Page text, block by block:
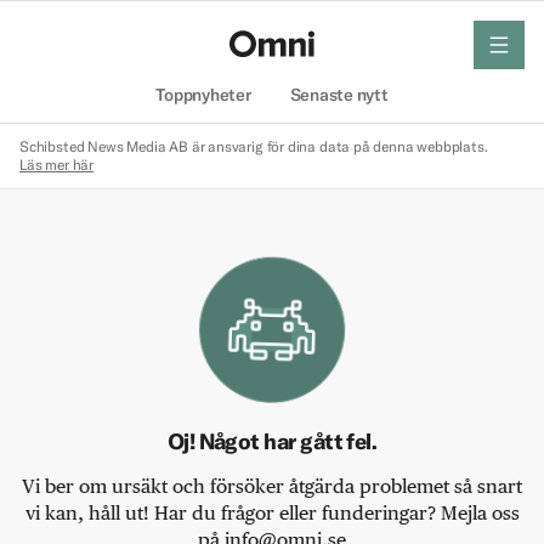
Toppnyheter Senaste nytt
meny
Schibsted News Media AB är ansvarig för dina data på denna webbplats.
Läs mer här
Oj! Något har gått fel.
Vi ber om ursäkt och försöker åtgärda problemet så snart
vi kan, håll ut! Har du frågor eller funderingar? Mejla oss